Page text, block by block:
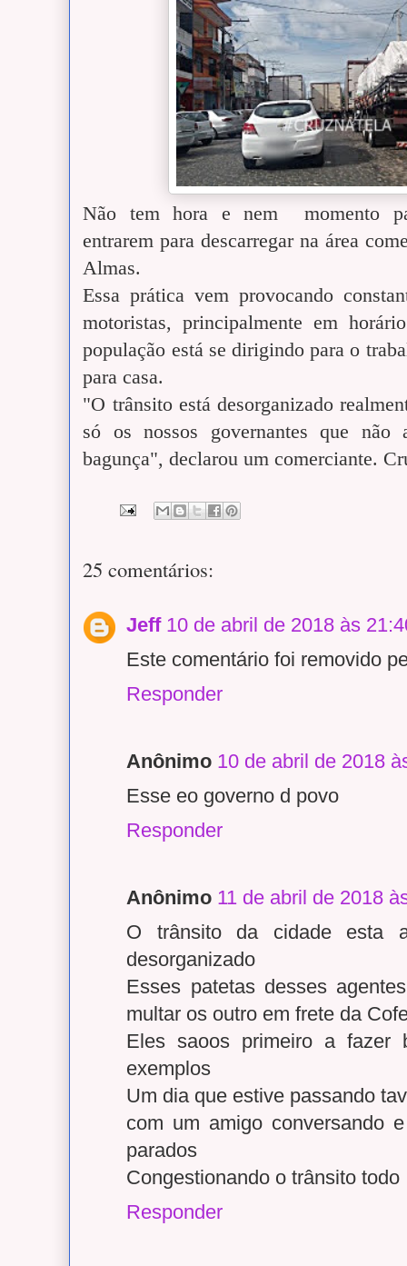
Não tem hora e nem momento
entrarem para descarregar na área
Almas.
Essa prática vem provocando
motoristas, principalmente em
população está se dirigindo para o
para casa.
"O trânsito está desorganizado
só os nossos governantes que não
bagunça", declarou um comerciante.
25 comentários:
Jeff 10 de abril de 2018 às
Este comentário foi removido
Responder
Anônimo 10 de abril de 2018
Esse eo governo d povo
Responder
Anônimo 11 de abril de 2018
O trânsito da cidade esta
desorganizado
Esses patetas desses
multar os outro em frete da
Eles saoos primeiro a fazer
exemplos
Um dia que estive passando
com um amigo conversando
parados
Congestionando o trânsito todo
Responder